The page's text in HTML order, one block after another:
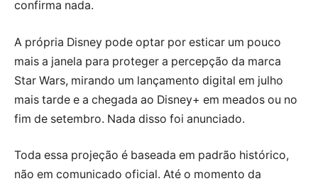
confirma nada.
A própria Disney pode optar por esticar um pouco
mais a janela para proteger a percepção da marca
Star Wars, mirando um lançamento digital em julho
mais tarde e a chegada ao Disney+ em meados ou no
fim de setembro. Nada disso foi anunciado.
Toda essa projeção é baseada em padrão histórico,
não em comunicado oficial. Até o momento da